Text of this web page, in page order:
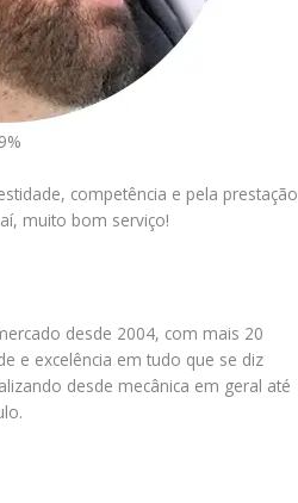
competência e pela prestação
muito bom serviço!
desde 2004, com mais 20
e excelência em tudo que se diz
desde mecânica em geral até